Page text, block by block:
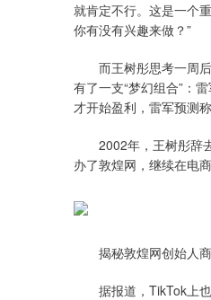
就肯定不行。这是一个
你有没有兴趣来做？”
而王树彤思考一周后
有了一支“梦幻组合”：
才开始盈利，雷军预测
2002年，王树彤辞去
办了敦煌网，继续在电商
揭秘敦煌网创始人商
据报道，TikTok上也